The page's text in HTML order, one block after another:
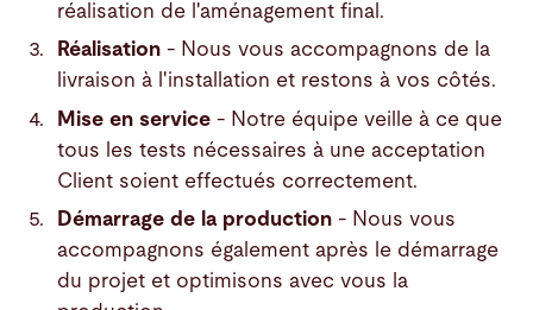
réalisation de l'aménagement final.
Réalisation - Nous vous accompagnons de la
livraison à l'installation et restons à vos côtés.
Mise en service - Notre équipe veille à ce que
tous les tests nécessaires à une acceptation
Client soient effectués correctement.
Démarrage de la production - Nous vous
accompagnons également après le démarrage
du projet et optimisons avec vous la